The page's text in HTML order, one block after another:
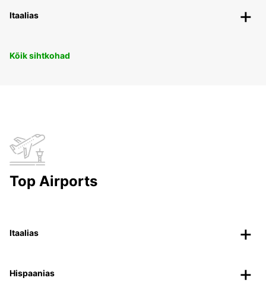
Itaalias
Kõik sihtkohad
Top Airports
Itaalias
Hispaanias